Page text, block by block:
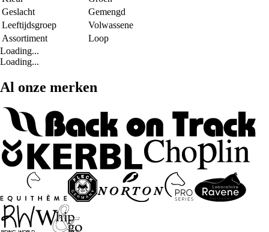
Geslacht
Gemengd
Leeftijdsgroep
Volwassene
Assortiment
Loop
Loading...
Loading...
Al onze merken